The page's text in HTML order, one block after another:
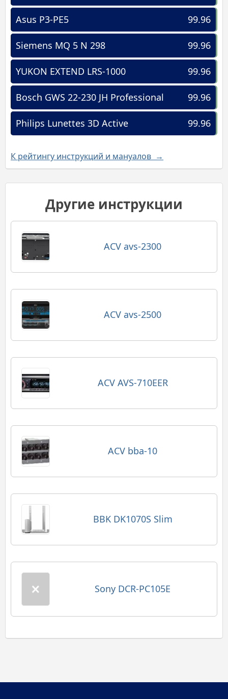
99.96
Asus P3-PE5
99.96
Siemens MQ 5 N 298
99.96
YUKON EXTEND LRS-1000
99.96
Bosch GWS 22-230 JH Professional
99.96
Philips Lunettes 3D Active
К рейтингу инструкций и мануалов →
Другие инструкции
ACV avs-2300
ACV avs-2500
ACV AVS-710EER
ACV bba-10
BBK DK1070S Slim
Sony DCR-PC105E